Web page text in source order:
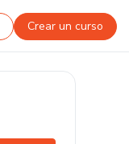
Crear un curso